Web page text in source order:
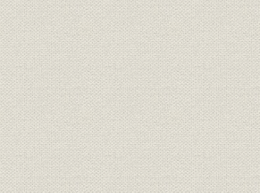
第三章 西日本への進出
第一節 門司セメント会社の創立計画
第二節 門司分工場の創設
第三節 三河セメント工場の委任経営
第四章 横浜築港とセメント